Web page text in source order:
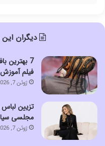
دیگران
7
فیلم آموزش
ژوئن 7, 2026
مجلسی
ژوئن 7, 2026